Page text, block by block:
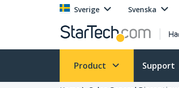
Sverige Svenska
Product Support